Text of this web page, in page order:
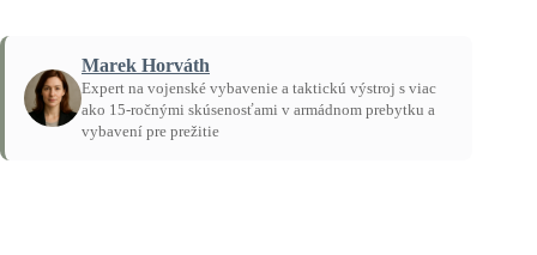
Marek Horváth
Expert na vojenské vybavenie a taktickú výstroj s viac
ako 15-ročnými skúsenosťami v armádnom prebytku a
vybavení pre prežitie